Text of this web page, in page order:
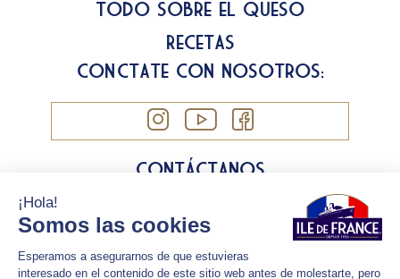
Todo sobre el queso
Recetas
Conéctate con nosotros:
Contáctanos
Información legal
Política de cookies